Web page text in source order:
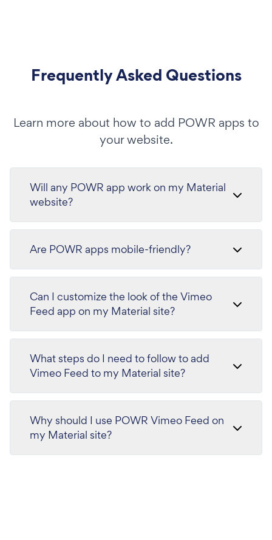
Frequently Asked Questions
Learn more about how to add POWR apps to
your website.
Will any POWR app work on my Material
website?
Are POWR apps mobile-friendly?
Can I customize the look of the Vimeo
Feed app on my Material site?
What steps do I need to follow to add
Vimeo Feed to my Material site?
Why should I use POWR Vimeo Feed on
my Material site?